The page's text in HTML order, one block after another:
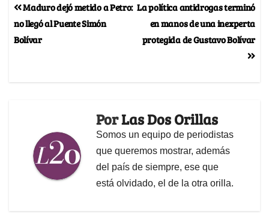
La política antidrogas terminó
en manos de una inexperta
protegida de Gustavo Bolívar
Maduro dejó metido a Petro:
no llegó al Puente Simón
Bolívar
PorLas Dos Orillas
Somos un equipo de periodistas
que queremos mostrar, además
del país de siempre, ese que
está olvidado, el de la otra orilla.